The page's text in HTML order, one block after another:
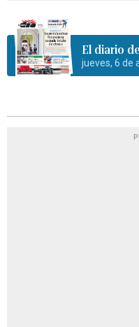
El diario
jueves, 6 de